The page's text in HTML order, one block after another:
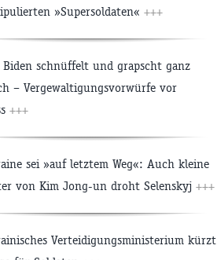
»Supersoldaten« +++
Biden schnüffelt und grapscht ganz
– Vergewaltigungsvorwürfe vor
+++
sei »auf letztem Weg«: Auch kleine
von Kim Jong-un droht Selenskyj +++
Verteidigungsministerium kürzt